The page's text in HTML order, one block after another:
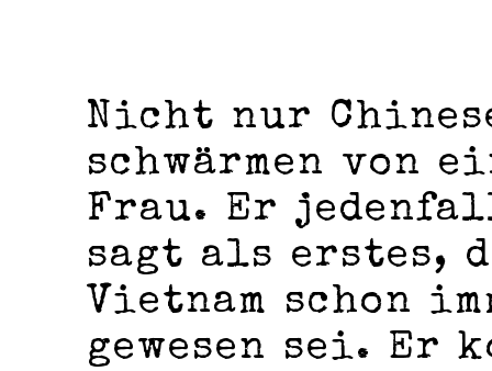
Nicht nur
schwärmen von
Frau. Er
sagt als erstes,
Vietnam schon
gewesen sei. Er